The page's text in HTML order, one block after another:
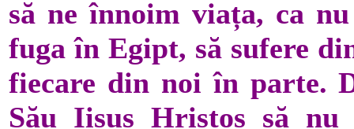
să ne înnoim viața, ca
fuga în Egipt, să sufere
fiecare din noi în parte.
Său Iisus Hristos să nu